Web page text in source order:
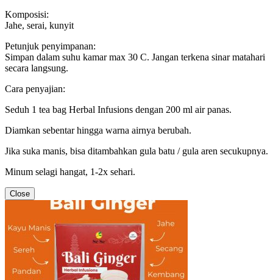
Komposisi:
Jahe, serai, kunyit
Petunjuk penyimpanan:
Simpan dalam suhu kamar max 30 C. Jangan terkena sinar matahari
secara langsung.
Cara penyajian:
Seduh 1 tea bag Herbal Infusions dengan 200 ml air panas.
Diamkan sebentar hingga warna airnya berubah.
Jika suka manis, bisa ditambahkan gula batu / gula aren secukupnya.
Minum selagi hangat, 1-2x sehari.
Close